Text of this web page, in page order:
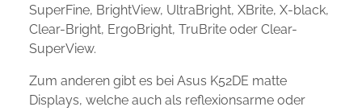
SuperFine, BrightView, UltraBright, XBrite, X-black,
Clear-Bright, ErgoBright, TruBrite oder Clear-
SuperView.
Zum anderen gibt es bei Asus K52DE matte
Displays, welche auch als reflexionsarme oder